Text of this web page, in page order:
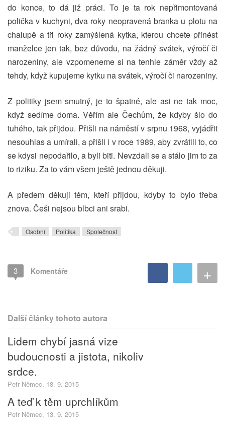
do konce, to dá již práci. To je ta rok nepřimontovaná
polička v kuchyni, dva roky neopravená branka u plotu na
chalupě a tři roky zamýšlená kytka, kterou chcete přinést
manželce jen tak, bez důvodu, na žádný svátek, výročí či
narozeniny, ale vzpomeneme si na tenhle záměr vždy až
tehdy, když kupujeme kytku na svátek, výročí či narozeniny.
Z politiky jsem smutný, je to špatné, ale asi ne tak moc,
když sedíme doma. Věřím ale Čechům, že kdyby šlo do
tuhého, tak přijdou. Přišli na náměstí v srpnu 1968, vyjádřit
nesouhlas a umírali, a přišli i v roce 1989, aby zvrátili to, co
se kdysi nepodařilo, a byli biti. Nevzdali se a stálo jim to za
to riziku. Za to vám všem ještě jednou děkuji.
A předem děkuji těm, kteří přijdou, kdyby to bylo třeba
znova. Češi nejsou blbci ani srabi.
Osobní Politika Společnost
3 Komentáře +
Další články tohoto autora
Lidem chybí jasná vize
budoucnosti a jistota, nikoliv
srdce.
Petr Němec, 18. 9. 2015
A teď k těm uprchlíkům
Petr Němec, 13. 9. 2015